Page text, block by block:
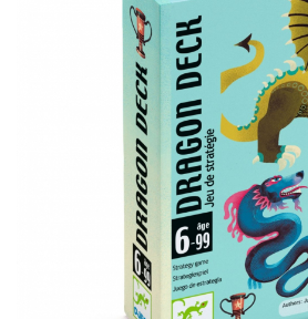
scaune auto pentru avion
accesorii cărucioare
accesorii scaun auto
accesorii scaun avion